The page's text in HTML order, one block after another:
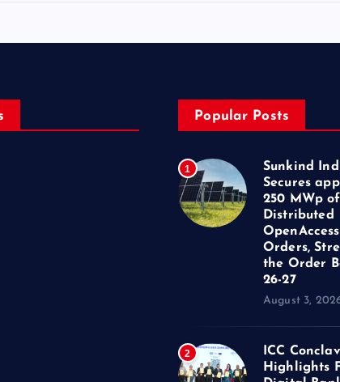
Popular Posts
1
Sunkind
Secures
250 MWp of
Distributed
Orders,
the Order
26-27
August 3,
2
ICC
Highlights